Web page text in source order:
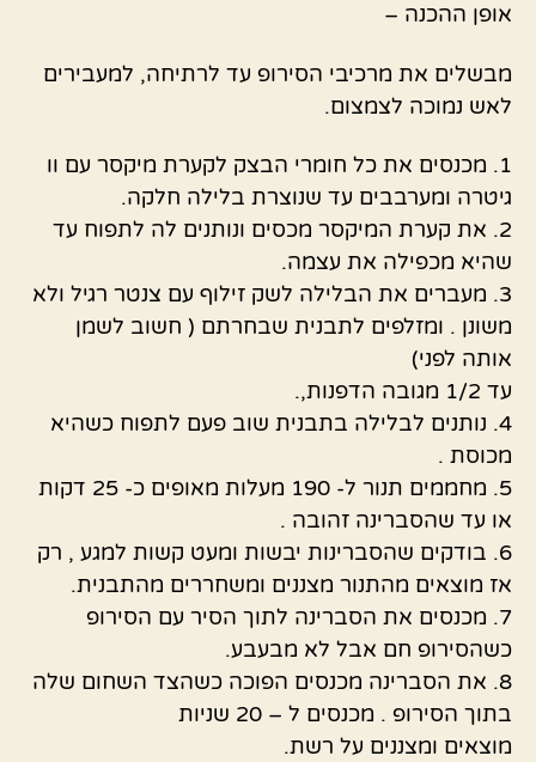
אופן ההכנה –
מבשלים את מרכיבי הסירופ עד לרתיחה, למעבירים
לאש נמוכה לצמצום.
1. מכנסים את כל חומרי הבצק לקערת מיקסר עם וו
גיטרה ומערבבים עד שנוצרת בלילה חלקה.
2. את קערת המיקסר מכסים ונותנים לה לתפוח עד
שהיא מכפילה את עצמה.
3. מעברים את הבלילה לשק זילוף עם צנטר רגיל ולא
משונן . ומזלפים לתבנית שבחרתם ( חשוב לשמן
אותה לפני)
עד 1/2 מגובה הדפנות,.
4. נותנים לבלילה בתבנית שוב פעם לתפוח כשהיא
מכוסת .
5. מחממים תנור ל- 190 מעלות מאופים כ- 25 דקות
או עד שהסברינה זהובה .
6. בודקים שהסברינות יבשות ומעט קשות למגע , רק
אז מוצאים מהתנור מצננים ומשחררים מהתבנית.
7. מכנסים את הסברינה לתוך הסיר עם הסירופ
כשהסירופ חם אבל לא מבעבע.
8. את הסברינה מכנסים הפוכה כשהצד השחום שלה
בתוך הסירופ . מכנסים ל – 20 שניות
מוצאים ומצננים על רשת.